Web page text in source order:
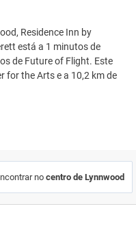
Residence Inn by
está a 1 minutos de
de Future of Flight. Este
for the Arts e a 10,2 km de
no centro de Lynnwood